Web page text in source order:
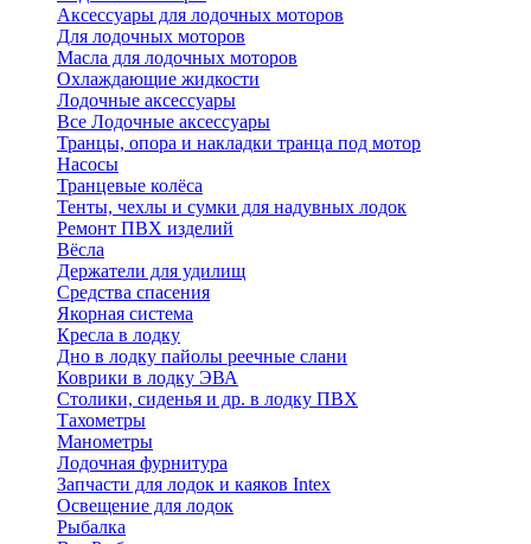
Аксессуары для лодочных моторов
Для лодочных моторов
Масла для лодочных моторов
Охлаждающие жидкости
Лодочные аксессуары
Все Лодочные аксессуары
Транцы, опора и накладки транца под мотор
Насосы
Транцевые колёса
Тенты, чехлы и сумки для надувных лодок
Ремонт ПВХ изделий
Вёсла
Держатели для удилищ
Средства спасения
Якорная система
Кресла в лодку
Дно в лодку пайолы реечные слани
Коврики в лодку ЭВА
Столики, сиденья и др. в лодку ПВХ
Тахометры
Манометры
Лодочная фурнитура
Запчасти для лодок и каяков Intex
Освещение для лодок
Рыбалка